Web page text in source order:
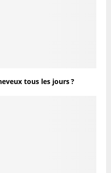
tous les jours ?